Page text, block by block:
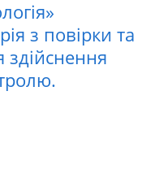
з повірки та